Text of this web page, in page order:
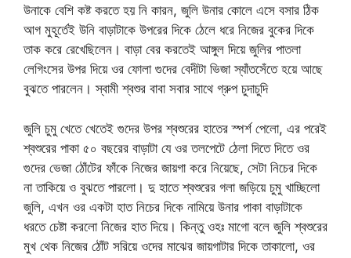
উনাকে বেশি কষ্ট করতে হয় নি কারন, জুলি উনার কোলে এসে বসার ঠিক
আগ মুহূর্তেই উনি বাড়াটাকে উপরের দিকে ঠেলে ধরে নিজের বুকের দিকে
তাক করে রেখেছিলেন। বাড়া বের করতেই আঙ্গুল দিয়ে জুলির পাতলা
লেগিংসের উপর দিয়ে ওর ফোলা গুদের বেদীটা ভিজা স্যাঁতসেঁতে হয়ে আছে
বুঝতে পারলেন। স্বামী শ্বশুর বাবা সবার সাথে গ্রুপ চুদাচুদি
জুলি চুমু খেতে খেতেই গুদের উপর শ্বশুরের হাতের স্পর্শ পেলো, এর পরেই
শ্বশুরের পাকা ৫০ বছরের বাড়াটা যে ওর তলপেটে ঠেলা দিতে দিতে ওর
গুদের ভেজা ঠোঁটের ফাঁকে নিজের জায়গা করে নিয়েছে, সেটা নিচের দিকে
না তাকিয়ে ও বুঝতে পারলো। দু হাতে শ্বশুরের গলা জড়িয়ে চুমু খাচ্ছিলো
জুলি, এখন ওর একটা হাত নিচের দিকে নামিয়ে উনার পাকা বাড়াটাকে
ধরতে চেষ্টা করলো নিজের হাত দিয়ে। কিন্তু ওহঃ মাগো বলে জুলি শ্বশুরের
মুখ থেক নিজের ঠোঁট সরিয়ে ওদের মাঝের জায়গাটার দিকে তাকালো, ওর